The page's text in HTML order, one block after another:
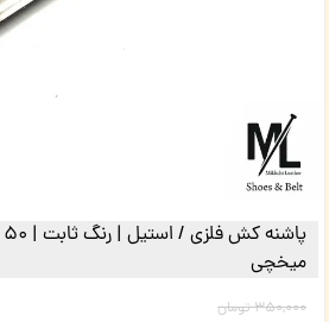
میخچی
۳۵۰,۰۰۰ تومان